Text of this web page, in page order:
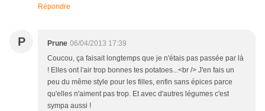
Répondre
P Prune 06/04/2013 17:39
Coucou, ça faisait longtemps que je n'étais pas passée par là
! Elles ont l'air trop bonnes tes potatoes...<br /> J'en fais un
peu du même style pour les filles, enfin sans épices parce
qu'elles n'aiment pas trop. Et avec d'autres légumes c'est
sympa aussi !